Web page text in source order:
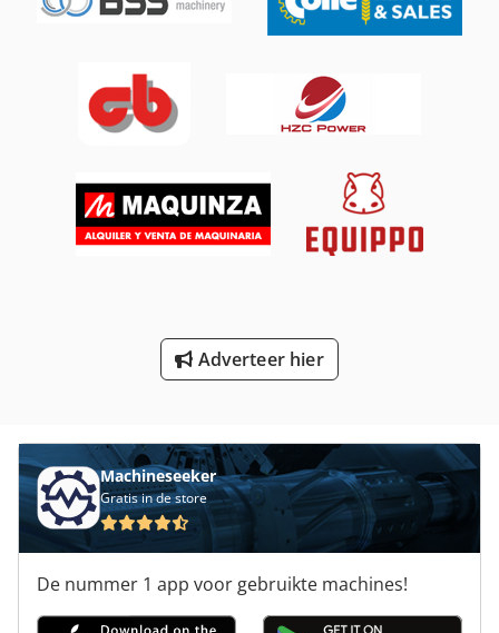
Meer Verdieping Pers
Platform Type Mb
Stoel Fabriek
Veiligheid En Gezondheid
Adverteer hier
Machineseeker
Gratis in de store
De nummer 1 app voor gebruikte machines!